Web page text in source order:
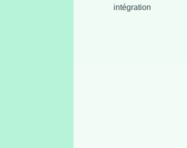
intégration